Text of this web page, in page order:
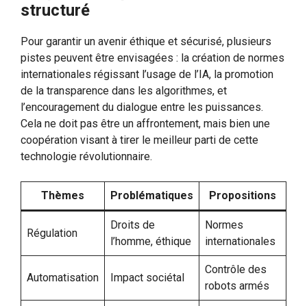
structuré
Pour garantir un avenir éthique et sécurisé, plusieurs
pistes peuvent être envisagées : la création de normes
internationales régissant l’usage de l’IA, la promotion
de la transparence dans les algorithmes, et
l’encouragement du dialogue entre les puissances.
Cela ne doit pas être un affrontement, mais bien une
coopération visant à tirer le meilleur parti de cette
technologie révolutionnaire.
Thèmes Problématiques Propositions
Régulation
Droits de
l’homme, éthique
Normes
internationales
Automatisation Impact sociétal
Contrôle des
robots armés